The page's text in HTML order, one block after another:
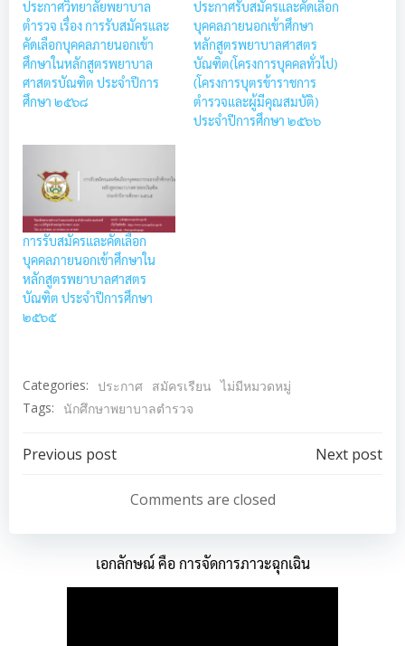
ประกาศวิทยาลัยพยาบาล
ตำรวจ เรื่อง การรับสมัครและ
คัดเลือกบุคคลภายนอกเข้า
ศึกษาในหลักสูตรพยาบาล
ศาสตรบัณฑิต ประจำปีการ
ศึกษา ๒๕๖๘
ประกาศรับสมัครและคัดเลือก
บุคคลภายนอกเข้าศึกษา
หลักสูตรพยาบาลศาสตร
บัณฑิต(โครงการบุคคลทั่วไป)
(โครงการบุตรข้าราชการ
ตำรวจและผู้มีคุณสมบัติ)
ประจำปีการศึกษา ๒๕๖๖
การรับสมัครและคัดเลือก
บุคคลภายนอกเข้าศึกษาใน
หลักสูตรพยาบาลศาสตร
บัณฑิต ประจำปีการศึกษา
๒๕๖๕
Categories: ประกาศ สมัครเรียน ไม่มีหมวดหมู่
Tags:
นักศึกษาพยาบาลตำรวจ
Post
navigation
Previous post
navigation
Next post
Comments are closed
เอกลักษณ์ คือ การจัดการภาวะฉุกเฉิน